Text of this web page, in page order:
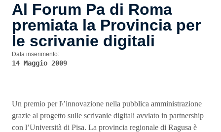
Al Forum Pa di Roma
premiata la Provincia per
le scrivanie digitali
Data inserimento:
14 Maggio 2009
Un premio per l\’innovazione nella pubblica amministrazione
grazie al progetto sulle scrivanie digitali avviato in partnership
con l’Università di Pisa. La provincia regionale di Ragusa è